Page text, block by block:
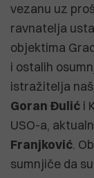
vezanu uz
ravnatelja
objektima
i ostalih
istražitelja
Goran Đulić i
USO-a,
Franjković.
sumnjiče da